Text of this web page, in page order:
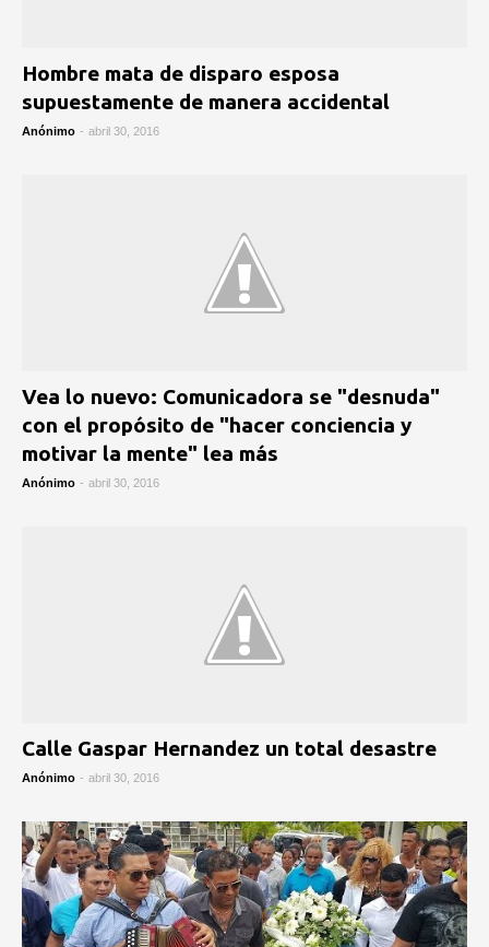
Hombre mata de disparo esposa
supuestamente de manera accidental
Anónimo - abril 30, 2016
Vea lo nuevo: Comunicadora se "desnuda"
con el propósito de "hacer conciencia y
motivar la mente" lea más
Anónimo - abril 30, 2016
Calle Gaspar Hernandez un total desastre
Anónimo - abril 30, 2016